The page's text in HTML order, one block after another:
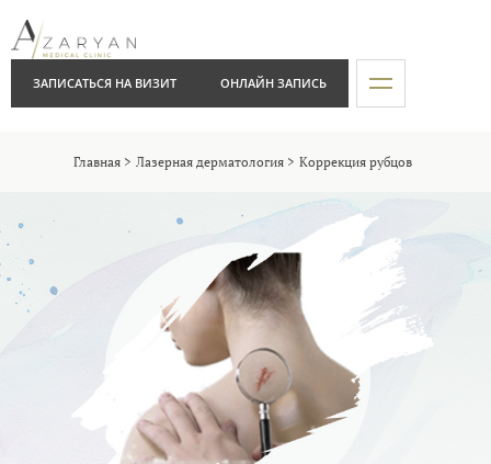
ЗАПИСАТЬСЯ НА ВИЗИТ ОНЛАЙН ЗАПИСЬ
Главная Лазерная дерматология Коррекция рубцов